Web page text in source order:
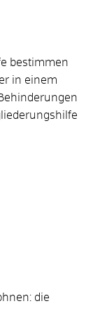
bestimmen
in einem
die